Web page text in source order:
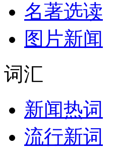
名著选读
图片新闻
词汇
新闻热词
流行新词